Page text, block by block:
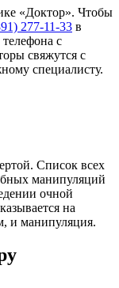
«Доктор». Чтобы
277-11-33 в
с
свяжутся с
специалисту.
Список всех
манипуляций
очной
на
и манипуляция.